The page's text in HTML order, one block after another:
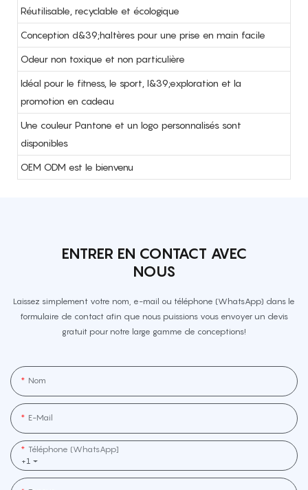
Réutilisable, recyclable et écologique
Conception d&39;haltères pour une prise en main facile
Odeur non toxique et non particulière
Idéal pour le fitness, le sport, l&39;exploration et la
promotion en cadeau
Une couleur Pantone et un logo personnalisés sont
disponibles
OEM ODM est le bienvenu
ENTRER EN CONTACT AVEC
NOUS
Laissez simplement votre nom, e-mail ou téléphone (WhatsApp) dans le
formulaire de contact afin que nous puissions vous envoyer un devis
gratuit pour notre large gamme de conceptions!
Nom
E-Mail
+1
Téléphone (WhatsApp]